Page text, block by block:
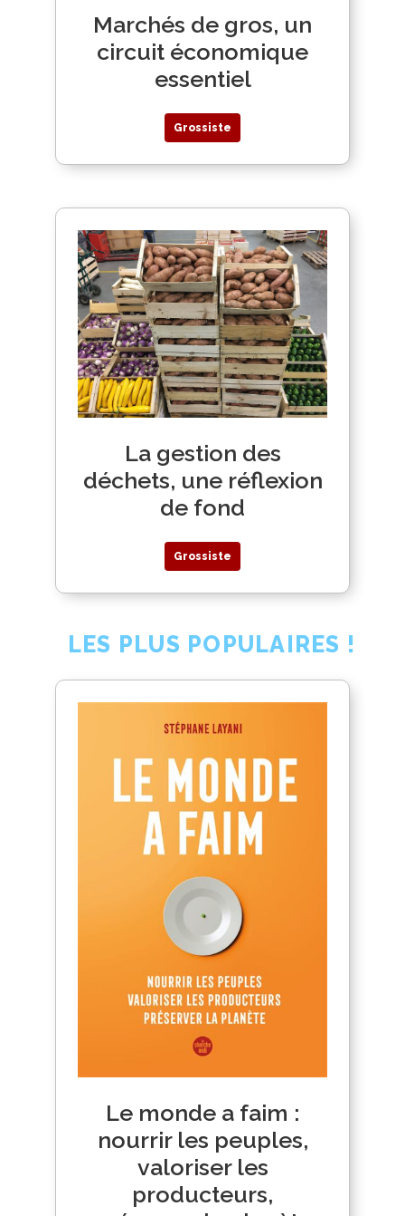
Marchés de gros, un
circuit économique
essentiel
Grossiste
La gestion des
déchets, une réflexion
de fond
Grossiste
LES PLUS POPULAIRES !
Le monde a faim :
nourrir les peuples,
valoriser les
producteurs,